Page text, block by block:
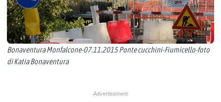
Bonaventura Monfalcone-07.11.2015 Ponte cucchini-Fiumicello-foto
di Katia Bonaventura